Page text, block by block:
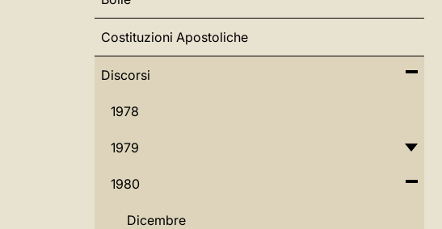
Costituzioni Apostoliche
Discorsi
1978
1979
1980
Dicembre